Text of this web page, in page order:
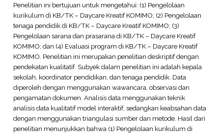
Penelitian ini bertujuan untuk mengetahui: (1) Pengelolaan
kurikulum di KB/TK – Daycare Kreatif KOMIMO; (2) Pengelolaan
tenaga pendidik di KB/TK – Daycare Kreatif KOMIMO; (3)
Pengelolaan sarana dan prasarana di KB/TK – Daycare Kreatif
KOMIMO; dan (4) Evaluasi program di KB/TK – Daycare Kreatif
KOMIMO. Penelitian ini merupakan penelitian deskriptif dengan
pendekatan kualitatif. Subyek dalam penelitian ini adalah kepala
sekolah, koordinator pendidikan, dan tenaga pendidik. Data
diperoleh dengan menggunakan wawancara, observasi dan
pengamatan dokumen. Analisis data menggunakan teknik
analisis data kualitatif model interaktif, sedangkan keabsahan data
dengan menggunakan triangulasi sumber dan metode. Hasil dari
penelitian menunjukkan bahwa (1) Pengelolaan kurikulum di